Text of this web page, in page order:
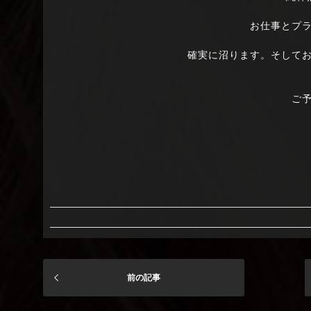
お仕事とプ
確実に沼ります。そして
ご
前の記事